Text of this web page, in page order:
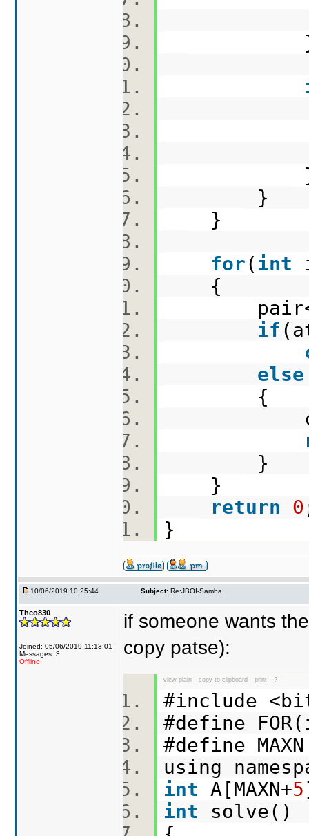
}
}
for( int
{
if
else
{
}
}
return
0
}
10/06/2019 10:25:44 Subject: Re:JBOI-Samba
Theo830
Joined: 05/06/2019 11:13:01
Messages: 3
Offline
if someone wants
copy patse):
view plain copy to clipboard print ?
#include
#define
#define
using
int A[MAXN+5
int